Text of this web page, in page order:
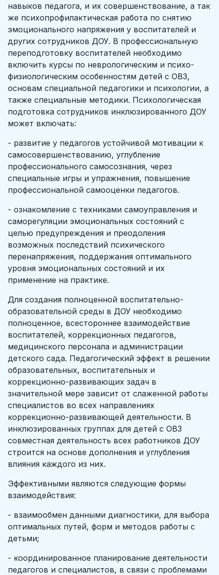
навыков педагога, и их совершенствование, а так
же психопрофилактическая работа по снятию
эмоционального напряжения у воспитателей и
других сотрудников ДОУ. В профессиональную
переподготовку воспитателей необходимо
включить курсы по неврологическим и психо-
физиологическим особенностям детей с ОВЗ,
основам специальной педагогики и психологии, а
также специальные методики. Психологическая
подготовка сотрудников инклюзированного ДОУ
может включать:
- развитие у педагогов устойчивой мотивации к
самосовершенствованию, углубление
профессионального самосознания, через
специальные игры и упражнения, повышение
профессиональной самооценки педагогов.
- ознакомление с техниками самоуправления и
саморегуляции эмоциональных состояний с
целью предупреждения и преодоления
возможных последствий психического
перенапряжения, поддержания оптимального
уровня эмоциональных состояний и их
применение на практике.
Для создания полноценной воспитательно-
образовательной среды в ДОУ необходимо
полноценное, всестороннее взаимодействие
воспитателей, коррекционных педагогов,
медицинского персонала и администрации
детского сада. Педагогический эффект в решении
образовательных, воспитательных и
коррекционно-развивающих задач в
значительной мере зависит от слаженной работы
специалистов во всех направлениях
коррекционно-развивающей деятельности. В
инклюзированных группах для детей с ОВЗ
совместная деятельность всех работников ДОУ
строится на основе дополнения и углубления
влияния каждого из них.
Эффективными являются следующие формы
взаимодействия:
- взаимообмен данными диагностики, для выбора
оптимальных путей, форм и методов работы с
детьми;
- координированное планирование деятельности
педагогов и специалистов, в связи с проблемами